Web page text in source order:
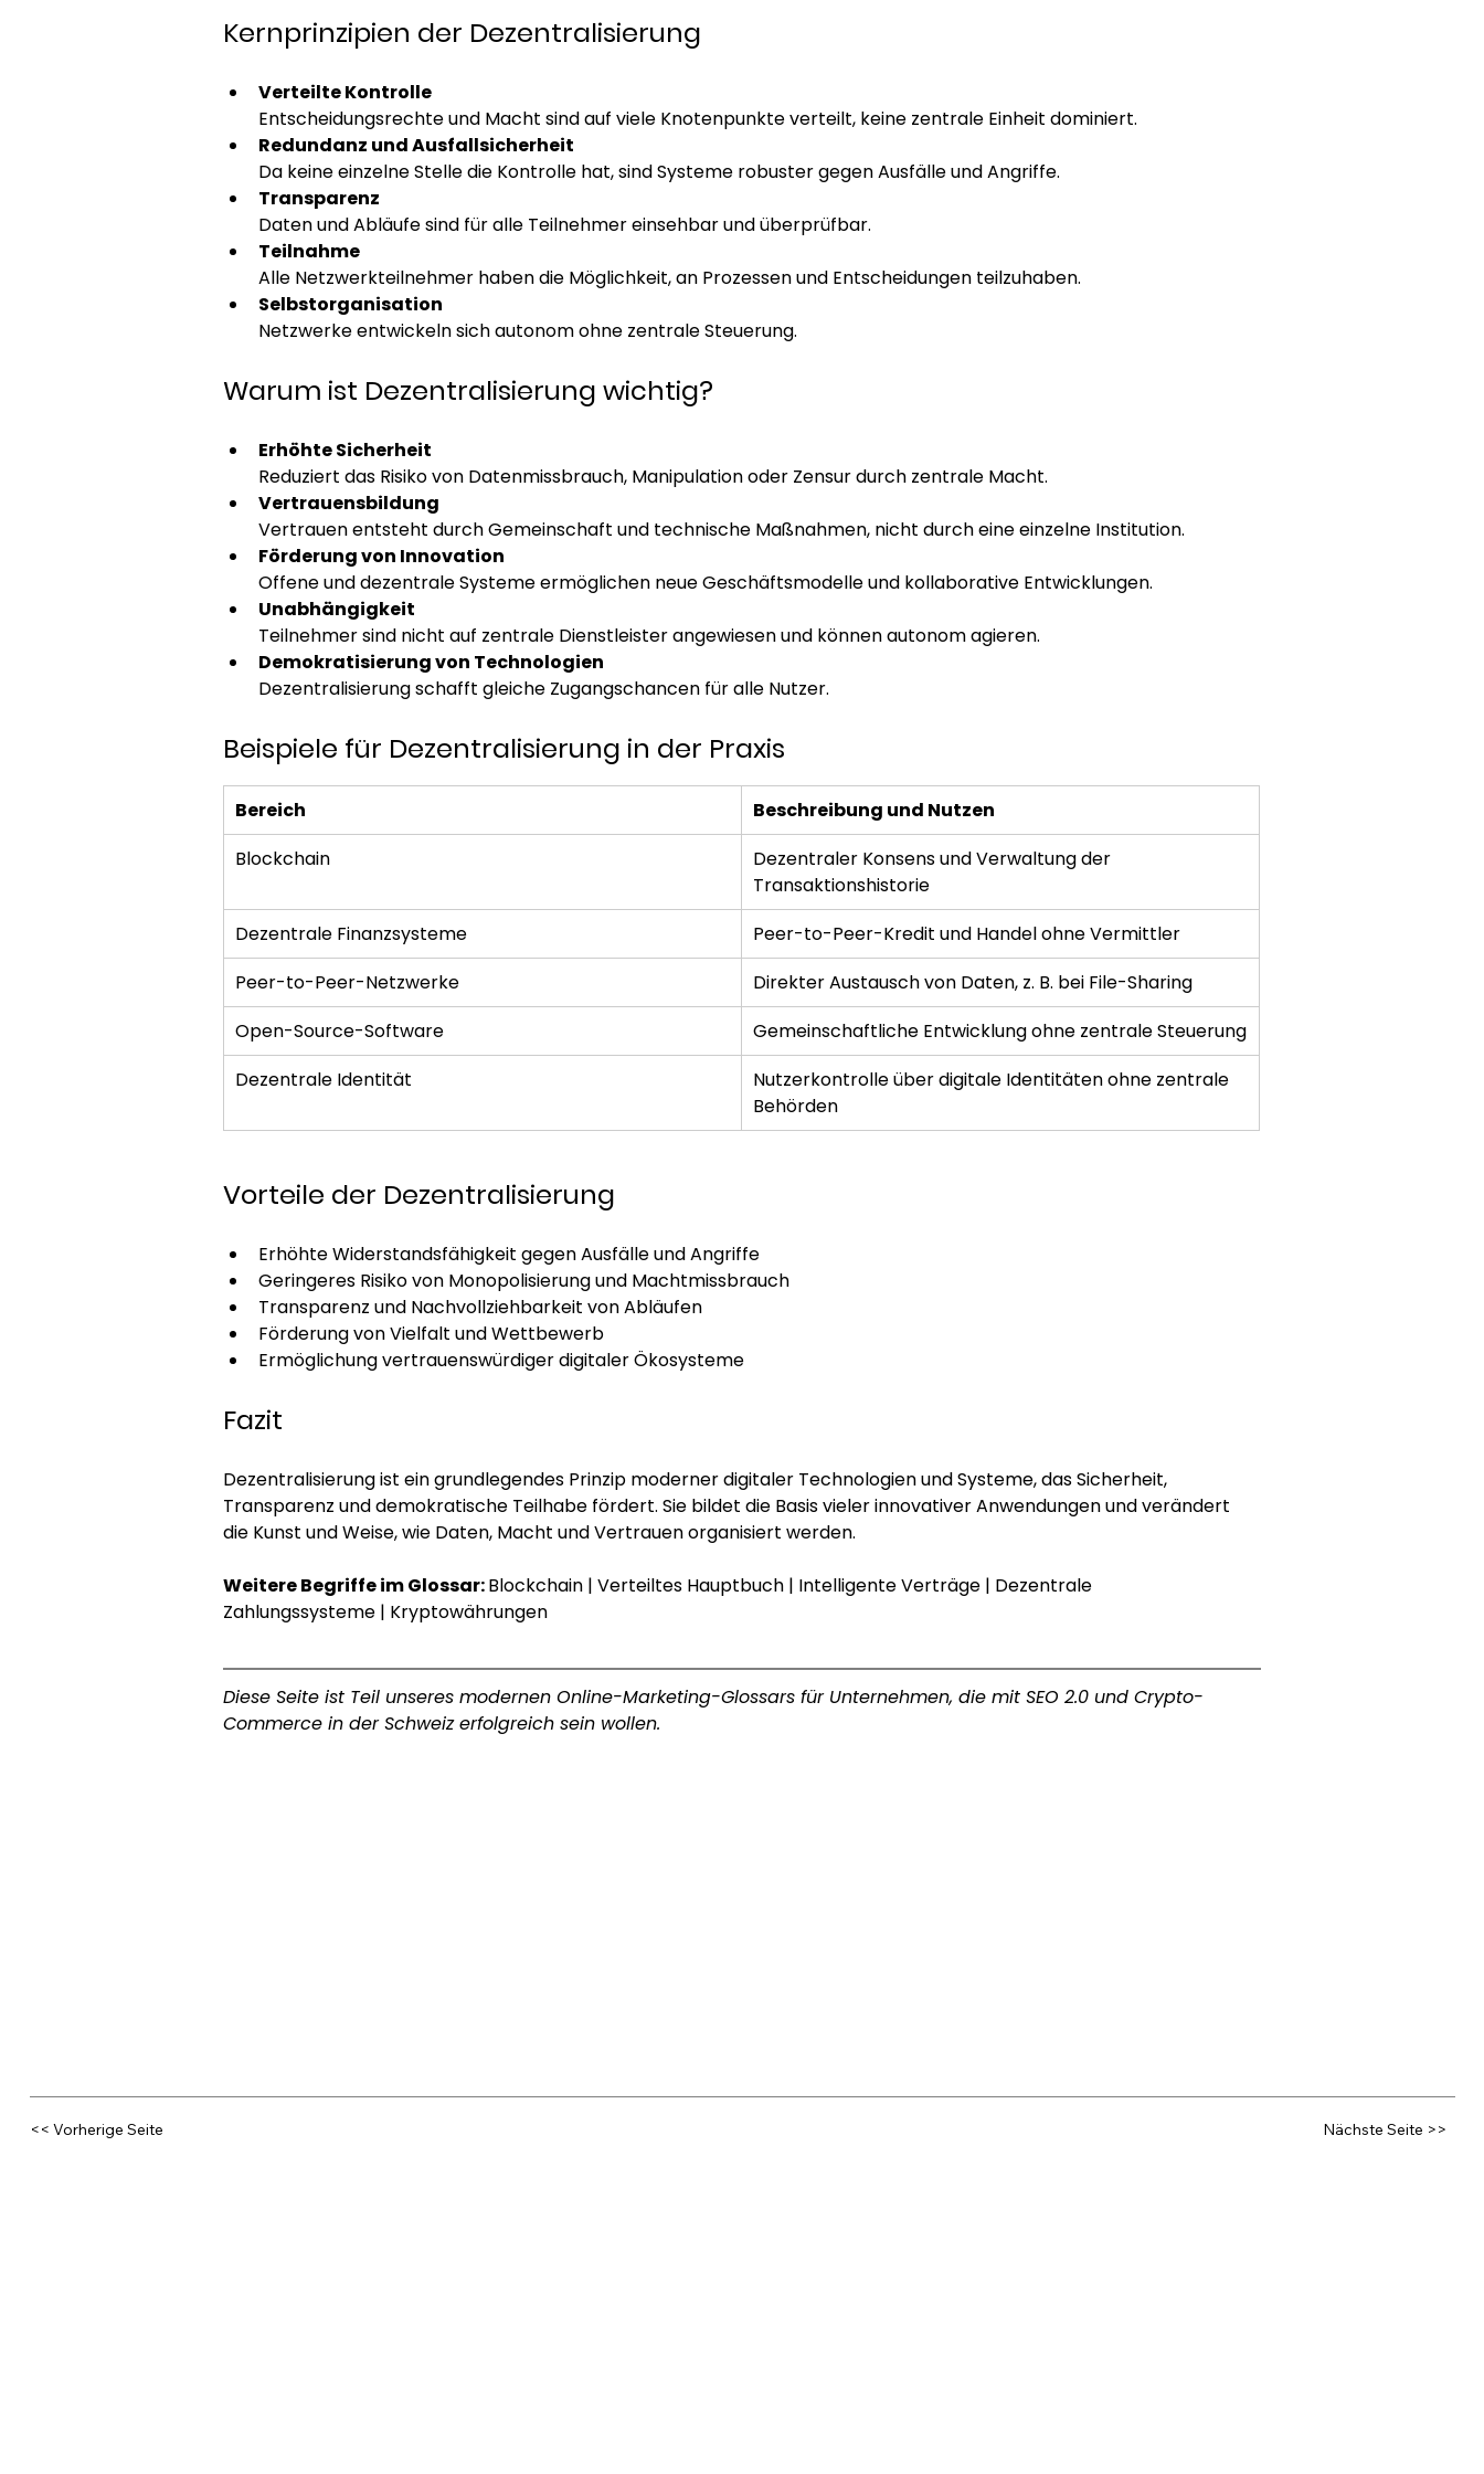
Nächste Seite >>
<< Vorherige Seite
Kernprinzipien der Dezentralisierung
Verteilte Kontrolle
Entscheidungsrechte und Macht sind auf viele Knotenpunkte verteilt, keine zentrale Einheit dominiert.
Redundanz und Ausfallsicherheit
Da keine einzelne Stelle die Kontrolle hat, sind Systeme robuster gegen Ausfälle und Angriffe.
Transparenz
Daten und Abläufe sind für alle Teilnehmer einsehbar und überprüfbar.
Teilnahme
Alle Netzwerkteilnehmer haben die Möglichkeit, an Prozessen und Entscheidungen teilzuhaben.
Selbstorganisation
Netzwerke entwickeln sich autonom ohne zentrale Steuerung.
Warum ist Dezentralisierung wichtig?
Erhöhte Sicherheit
Reduziert das Risiko von Datenmissbrauch, Manipulation oder Zensur durch zentrale Macht.
Vertrauensbildung
Vertrauen entsteht durch Gemeinschaft und technische Maßnahmen, nicht durch eine einzelne Institution.
Förderung von Innovation
Offene und dezentrale Systeme ermöglichen neue Geschäftsmodelle und kollaborative Entwicklungen.
Unabhängigkeit
Teilnehmer sind nicht auf zentrale Dienstleister angewiesen und können autonom agieren.
Demokratisierung von Technologien
Dezentralisierung schafft gleiche Zugangschancen für alle Nutzer.
Beispiele für Dezentralisierung in der Praxis
Bereich
Beschreibung und Nutzen
Blockchain
Dezentraler Konsens und Verwaltung der
Transaktionshistorie
Dezentrale Finanzsysteme
Peer-to-Peer-Kredit und Handel ohne Vermittler
Peer-to-Peer-Netzwerke
Direkter Austausch von Daten, z. B. bei File-Sharing
Open-Source-Software
Gemeinschaftliche Entwicklung ohne zentrale Steuerung
Dezentrale Identität
Nutzerkontrolle über digitale Identitäten ohne zentrale
Behörden
Vorteile der Dezentralisierung
Erhöhte Widerstandsfähigkeit gegen Ausfälle und Angriffe
Geringeres Risiko von Monopolisierung und Machtmissbrauch
Transparenz und Nachvollziehbarkeit von Abläufen
Förderung von Vielfalt und Wettbewerb
Ermöglichung vertrauenswürdiger digitaler Ökosysteme
Fazit
Dezentralisierung ist ein grundlegendes Prinzip moderner digitaler Technologien und Systeme, das Sicherheit,
Transparenz und demokratische Teilhabe fördert. Sie bildet die Basis vieler innovativer Anwendungen und verändert
die Kunst und Weise, wie Daten, Macht und Vertrauen organisiert werden.
Weitere Begriffe im Glossar: Blockchain | Verteiltes Hauptbuch | Intelligente Verträge | Dezentrale
Zahlungssysteme | Kryptowährungen
Diese Seite ist Teil unseres modernen Online-Marketing-Glossars für Unternehmen, die mit SEO 2.0 und Crypto-
Commerce in der Schweiz erfolgreich sein wollen.